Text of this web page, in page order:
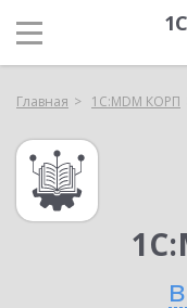
Главная 1С:MDM КОРП